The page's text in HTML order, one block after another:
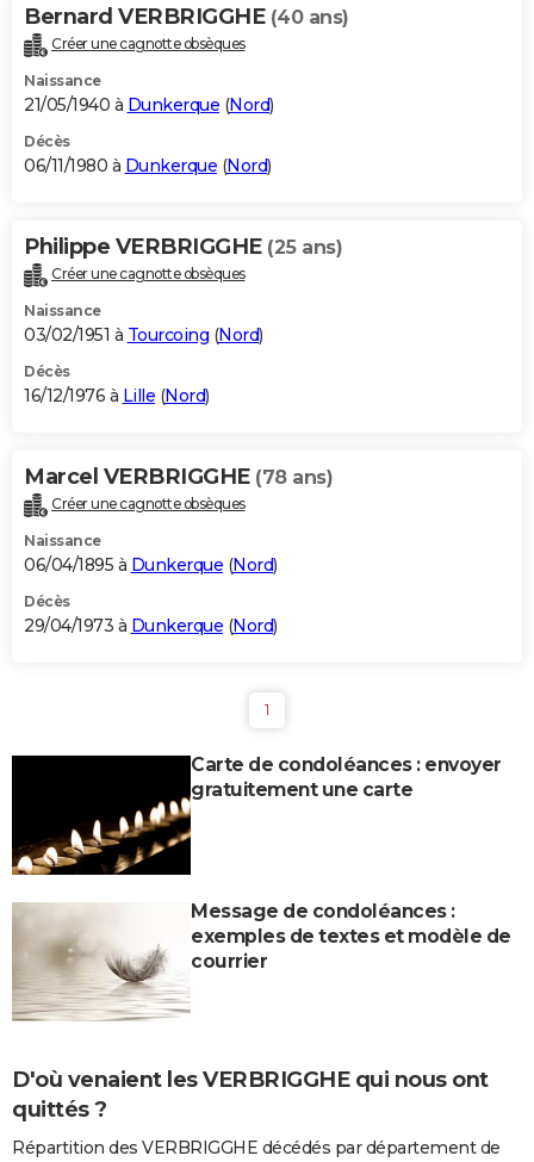
Bernard VERBRIGGHE (40 ans)
Créer une cagnotte obsèques
Naissance
21/05/1940 à Dunkerque (Nord)
Décès
06/11/1980 à Dunkerque (Nord)
Philippe VERBRIGGHE (25 ans)
Créer une cagnotte obsèques
Naissance
03/02/1951 à Tourcoing (Nord)
Décès
16/12/1976 à Lille (Nord)
Marcel VERBRIGGHE (78 ans)
Créer une cagnotte obsèques
Naissance
06/04/1895 à Dunkerque (Nord)
Décès
29/04/1973 à Dunkerque (Nord)
1
Carte de condoléances : envoyer
gratuitement une carte
Message de condoléances :
exemples de textes et modèle de
courrier
D'où venaient les VERBRIGGHE qui nous ont
quittés ?
Répartition des VERBRIGGHE décédés par département de